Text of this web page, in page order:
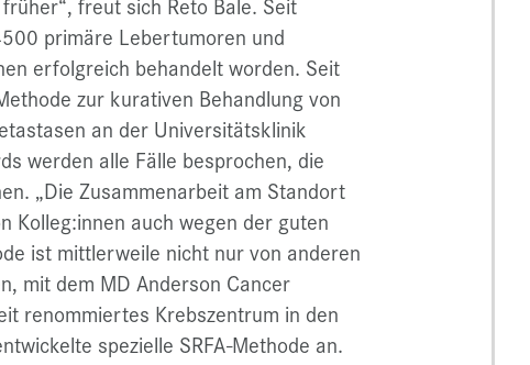
primäre Lebertumoren und
erfolgreich behandelt worden. Seit
zur kurativen Behandlung von
an der Universitätsklinik
werden alle Fälle besprochen, die
„Die Zusammenarbeit am Standort
Kolleg:innen auch wegen der guten
ist mittlerweile nicht nur von anderen
mit dem MD Anderson Cancer
renommiertes Krebszentrum in den
spezielle SRFA-Methode an.